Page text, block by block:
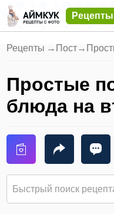
Рецепты
Рецепты → Пост→
Простые
блюда на